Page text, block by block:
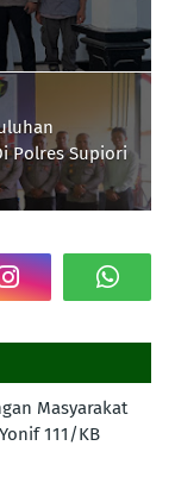
Polres Supiori
Masyarakat
111/KB